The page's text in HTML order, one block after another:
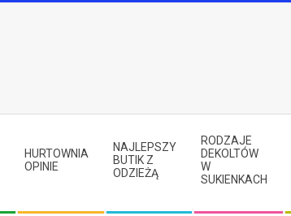
HURTOWNIA
OPINIE
NAJLEPSZY
BUTIK Z
ODZIEŻĄ
RODZAJE
DEKOLTÓW
W
SUKIENKACH